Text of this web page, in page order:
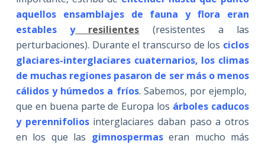
aquellos ensamblajes de fauna y flora eran
estables yresilientes (resistentes a las
perturbaciones). Durante el transcurso de los ciclos
glaciares-interglaciares cuaternarios, los climas
de muchas regiones pasaron de ser más o menos
cálidos y húmedos a fríos. Sabemos, por ejemplo,
que en buena parte de Europa los árboles caducos
y perennifoliosinterglaciares daban paso a otros
en los que las gimnospermaseran mucho más